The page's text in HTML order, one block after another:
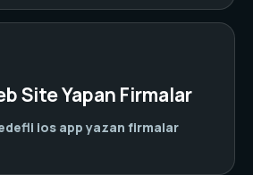
Site Yapan Firmalar
ios app yazan firmalar